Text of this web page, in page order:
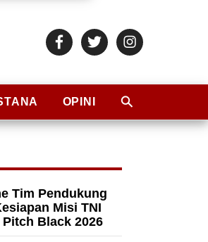
OPINI
Tim Pendukung
Misi TNI
Black 2026